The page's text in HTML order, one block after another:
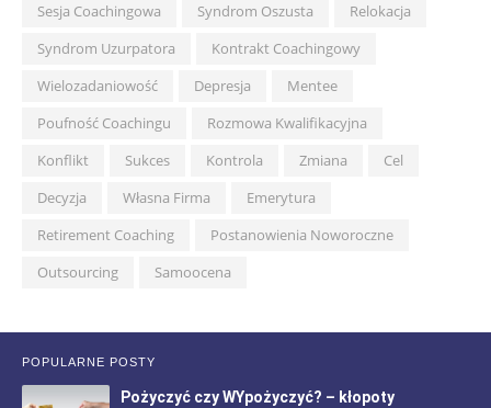
Sesja Coachingowa
Syndrom Oszusta
Relokacja
Syndrom Uzurpatora
Kontrakt Coachingowy
Wielozadaniowość
Depresja
Mentee
Poufność Coachingu
Rozmowa Kwalifikacyjna
Konflikt
Sukces Kontrola Zmiana
Cel
Decyzja
Własna Firma
Emerytura
Retirement Coaching
Postanowienia Noworoczne
Outsourcing
Samoocena
POPULARNE POSTY
Pożyczyć czy WYpożyczyć? – kłopoty